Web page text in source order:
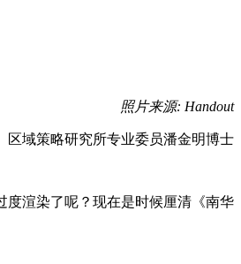
照片来源: Handout
区域策略研究所专业委员潘金明博士
度渲染了呢？现在是时候厘清《南华